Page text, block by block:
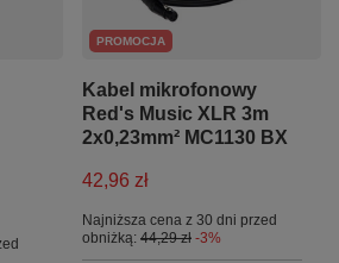
PROMOCJA
Kabel mikrofonowy
Red's Music XLR 3m
2x0,23mm² MC1130 BX
42,96 zł
Najniższa cena z 30 dni przed
obniżką: 44,29 zł -3%